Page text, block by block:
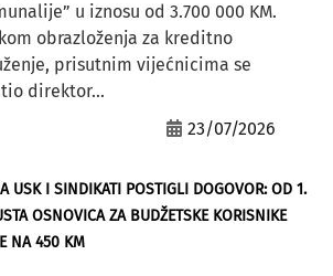
u iznosu od 3.700 000 KM.
obrazloženja za kreditno
prisutnim vijećnicima se
direktor...
23/07/2026
USK I SINDIKATI POSTIGLI DOGOVOR: OD 1.
OSNOVICA ZA BUDŽETSKE KORISNIKE
NA 450 KM